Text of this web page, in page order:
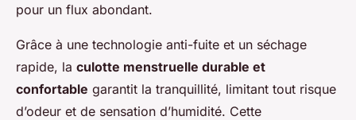
pour un flux abondant.
Grâce à une technologie anti-fuite et un séchage
rapide, la culotte menstruelle durable et
confortable garantit la tranquillité, limitant tout risque
d’odeur et de sensation d’humidité. Cette